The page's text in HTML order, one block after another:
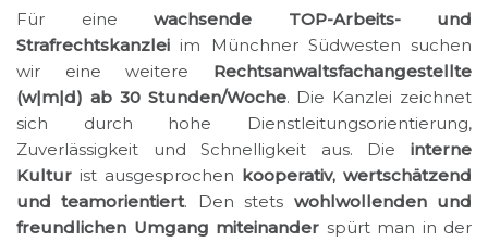
Für eine wachsende TOP-Arbeits- und
Strafrechtskanzlei im Münchner Südwesten suchen
wir eine weitere Rechtsanwaltsfachangestellte
(w|m|d) ab 30 Stunden/Woche. Die Kanzlei zeichnet
sich durch hohe Dienstleitungsorientierung,
Zuverlässigkeit und Schnelligkeit aus. Die interne
Kultur ist ausgesprochen kooperativ, wertschätzend
und teamorientiert. Den stets wohlwollenden und
freundlichen Umgang miteinander spürt man in der